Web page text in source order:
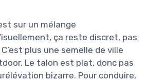
sur un mélange
ça reste discret, pas
plus une semelle de ville
Le talon est plat, donc pas
bizarre. Pour conduire,